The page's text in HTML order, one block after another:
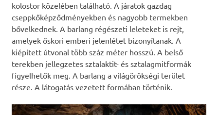
kolostor közelében található. A járatok gazdag
cseppkőképződményekben és nagyobb termekben
bővelkednek. A barlang régészeti leleteket is rejt,
amelyek őskori emberi jelenlétet bizonyítanak. A
kiépített útvonal több száz méter hosszú. A belső
terekben jellegzetes sztalaktit- és sztalagmitformák
figyelhetők meg. A barlang a világörökségi terület
része. A látogatás vezetett formában történik.